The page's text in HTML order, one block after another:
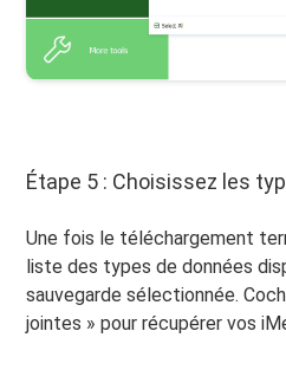
Étape 5 : Choisissez les
Une fois le téléchargement
liste des types de données
sauvegarde sélectionnée.
jointes » pour récupérer vos